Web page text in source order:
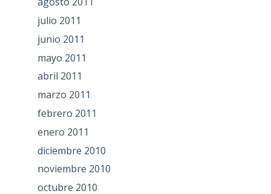
julio 2011
junio 2011
mayo 2011
abril 2011
marzo 2011
febrero 2011
enero 2011
diciembre 2010
noviembre 2010
octubre 2010